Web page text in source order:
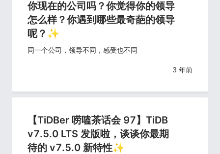
你现在的公司吗？你觉得你的领导
怎么样？你遇到哪些最奇葩的领导
呢？✨
同一个公司，领导不同，感受也不同
3 年前
【TiDBer 唠嗑茶话会 97】TiDB
v7.5.0 LTS 发版啦，谈谈你最期
待的 v7.5.0 新特性✨